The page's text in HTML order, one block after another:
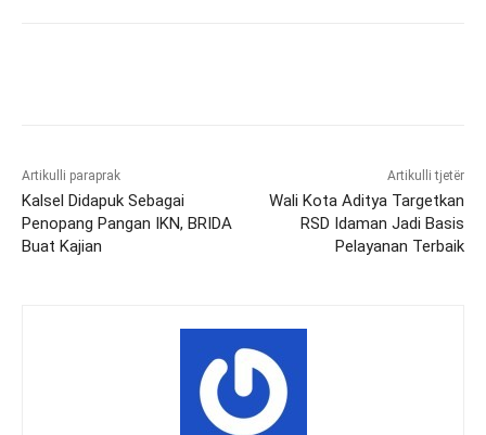
Artikulli paraprak
Kalsel Didapuk Sebagai
Penopang Pangan IKN, BRIDA
Buat Kajian
Artikulli tjetër
Wali Kota Aditya Targetkan
RSD Idaman Jadi Basis
Pelayanan Terbaik